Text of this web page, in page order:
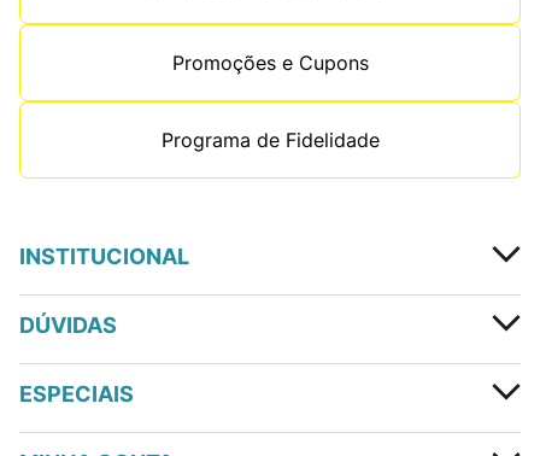
Promoções e Cupons
Programa de Fidelidade
INSTITUCIONAL
DÚVIDAS
ESPECIAIS